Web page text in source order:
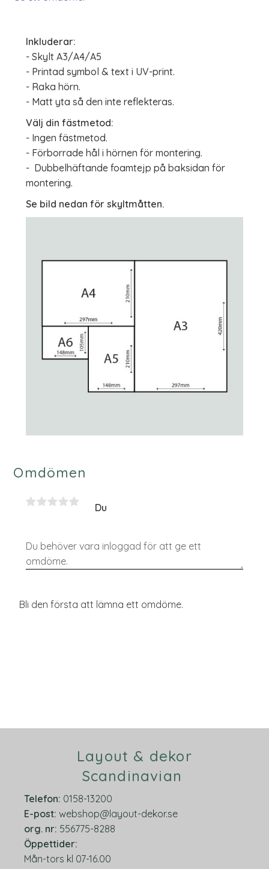
Inkluderar:
- Skylt A3/A4/A5
- Printad symbol & text i UV-print.
- Raka hörn.
- Matt yta så den inte reflekteras.
Välj din fästmetod:
- Ingen fästmetod.
- Förborrade hål i hörnen för montering.
- Dubbelhäftande foamtejp på baksidan för
montering.
Se bild nedan för skyltmåtten.
Omdömen
Du
Bli den första att lämna ett omdöme.
Layout & dekor
Scandinavian
Telefon: 0158-13200
E-post: webshop@layout-dekor.se
org. nr: 556775-8288
Öppettider:
Mån-tors kl 07-16.00